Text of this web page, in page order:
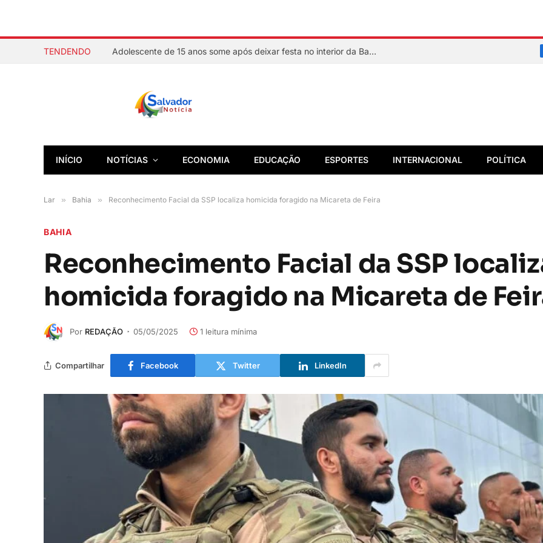
TENDENDO Adolescente de 15 anos some após deixar festa no interior da Bahia
INÍCIO NOTÍCIAS ECONOMIA EDUCAÇÃO ESPORTES INTERNACIONAL POLÍTICA
Lar » Bahia » Reconhecimento Facial da SSP localiza homicida foragido na Micareta de Feira
BAHIA
Reconhecimento Facial da SSP
homicida foragido na Micareta de
Por REDAÇÃO 05/05/2025 1 leitura mínima
Compartilhar Facebook Twitter LinkedIn